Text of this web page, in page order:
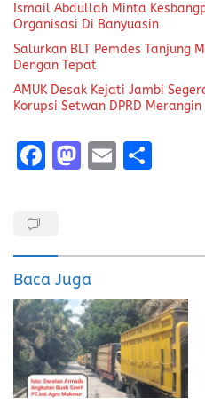
Ismail Abdullah Minta
Organisasi Di Banyuasin
Salurkan BLT Pemdes Tanjung
Dengan Tepat
AMUK Desak Kejati Jambi
Korupsi Setwan DPRD Merangin
F
o
o
k
M
d
o
n
E
Baca Juga